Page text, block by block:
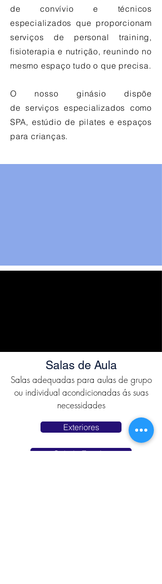
de convívio e técnicos
especializados que proporcionam
serviços de personal training,
fisioterapia e nutrição, reunindo no
mesmo espaço tudo o que precisa.
O nosso ginásio dispõe
de serviços especializados como
SPA, estúdio de pilates e espaços
para crianças.
Salas de Aula
Salas adequadas para aulas de grupo
ou individual acondicionadas ás suas
necessidades
Exteriores
Galeria Exterior